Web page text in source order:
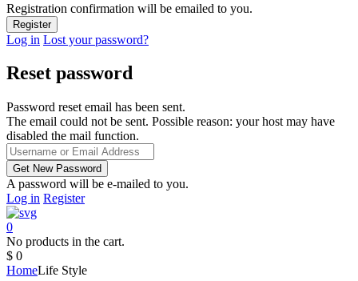
Registration confirmation will be emailed to you.
Log in Lost your password?
Reset password
Password reset email has been sent.
The email could not be sent. Possible reason: your host may have
disabled the mail function.
A password will be e-mailed to you.
Log in Register
0
No products in the cart.
$ 0
HomeLife Style